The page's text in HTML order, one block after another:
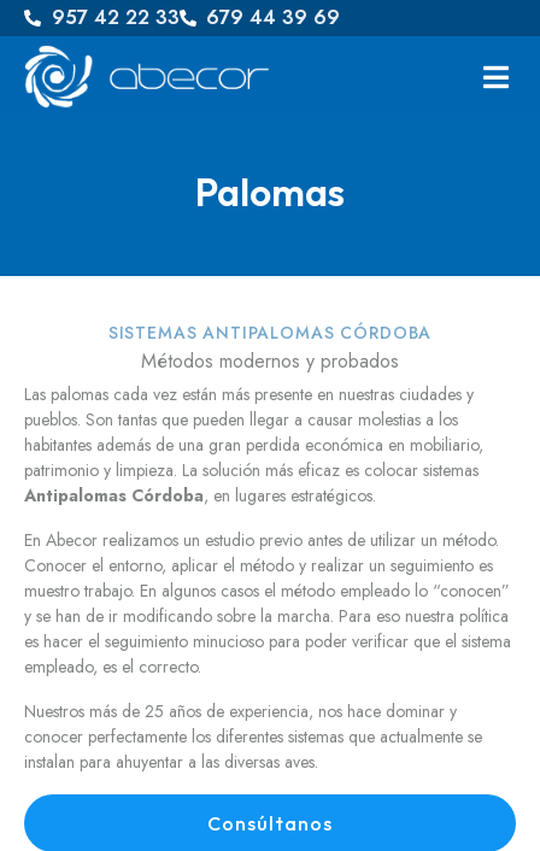
957 42 22 33 679 44 39 69
Palomas
SISTEMAS ANTIPALOMAS CÓRDOBA
Métodos modernos y probados
Las palomas cada vez están más presente en nuestras ciudades y
pueblos. Son tantas que pueden llegar a causar molestias a los
habitantes además de una gran perdida económica en mobiliario,
patrimonio y limpieza. La solución más eficaz es colocar sistemas
Antipalomas Córdoba, en lugares estratégicos.
En Abecor realizamos un estudio previo antes de utilizar un método.
Conocer el entorno, aplicar el método y realizar un seguimiento es
muestro trabajo. En algunos casos el método empleado lo “conocen”
y se han de ir modificando sobre la marcha. Para eso nuestra política
es hacer el seguimiento minucioso para poder verificar que el sistema
empleado, es el correcto.
Nuestros más de 25 años de experiencia, nos hace dominar y
conocer perfectamente los diferentes sistemas que actualmente se
instalan para ahuyentar a las diversas aves.
Consúltanos